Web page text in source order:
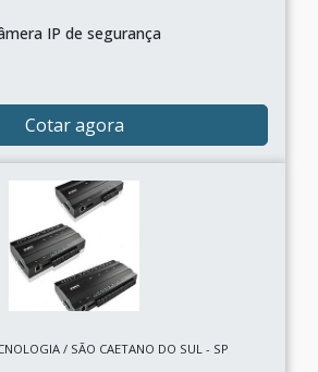
IP de segurança
Cotar agora
/ SÃO CAETANO DO SUL - SP